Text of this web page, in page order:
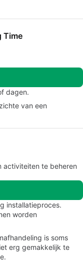
Time
dagen.
van een
activiteiten te beheren
installatieproces.
worden
is soms
erg gemakkelijk te